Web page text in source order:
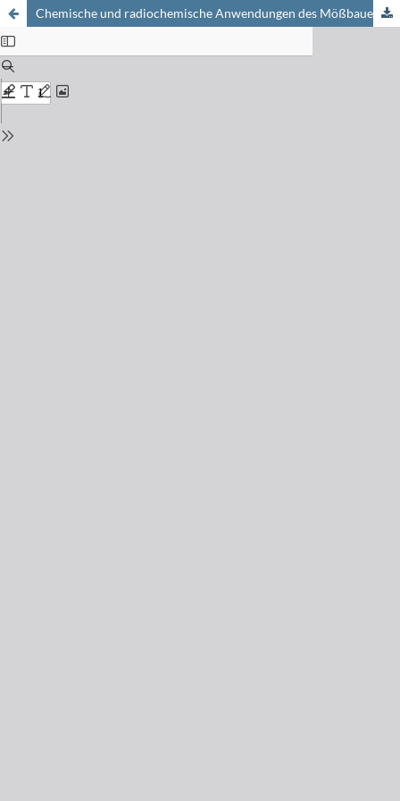
Chemische und radiochemische Anwendungen des Mößbauer-Effekts